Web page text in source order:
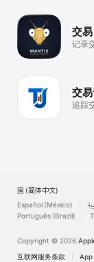
交
记录
交
追踪
美国 (简体中文)
Español (México)
Português (Brazil)
Copyright © 2026
互联网服务条款
App